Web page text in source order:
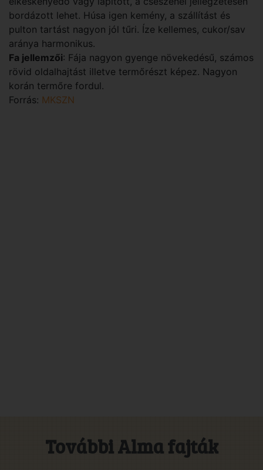
bordázott lehet. Húsa igen kemény, a szállítást és
pulton tartást nagyon jól tűri. Íze kellemes, cukor/sav
aránya harmonikus.
Fa jellemzői: Fája nagyon gyenge növekedésű, számos
rövid oldalhajtást illetve termőrészt képez. Nagyon
korán termőre fordul.
Forrás: MKSZN
További Alma fajták